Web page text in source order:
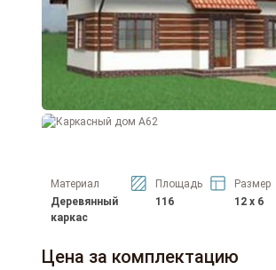
Материал
Деревянный
каркас
Площадь
116
Размер
12 x 6
Цена за комплектацию